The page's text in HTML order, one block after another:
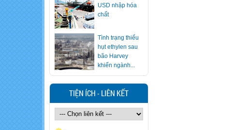
USD nhập hóa
chất
Tình trạng thiếu
hụt ethylen sau
bão Harvey
khiến ngành...
nhưng bạn có
biết cách "vạch
mặt" nồi lẩu...
Xử trí nhanh khi
TIỆN ÍCH - LIÊN KẾT